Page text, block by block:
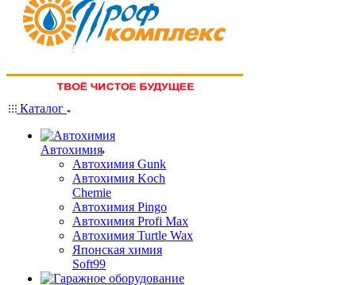
Каталог
Автохимия
Автохимия Gunk
Автохимия Koch
Chemie
Автохимия Pingo
Автохимия Profi Max
Автохимия Turtle Wax
Японская химия
Soft99